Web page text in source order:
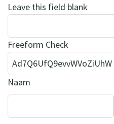
Leave this field blank
Freeform Check
Naam